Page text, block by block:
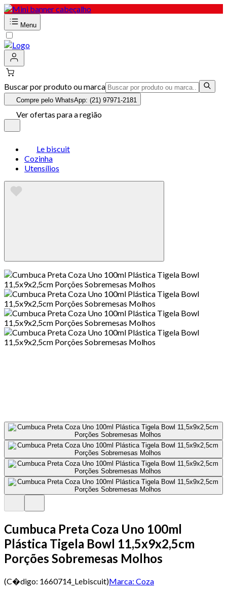
Menu
Buscar por produto ou marca
Compre pelo WhatsApp: (21) 97971-2181
Ver ofertas para a região
Le biscuit
Cozinha
Utensílios
Cumbuca Preta Coza Uno 100ml
Plástica Tigela Bowl 11,5x9x2,5cm
Porções Sobremesas Molhos
(C�digo: 1660714_Lebiscuit)Marca: Coza